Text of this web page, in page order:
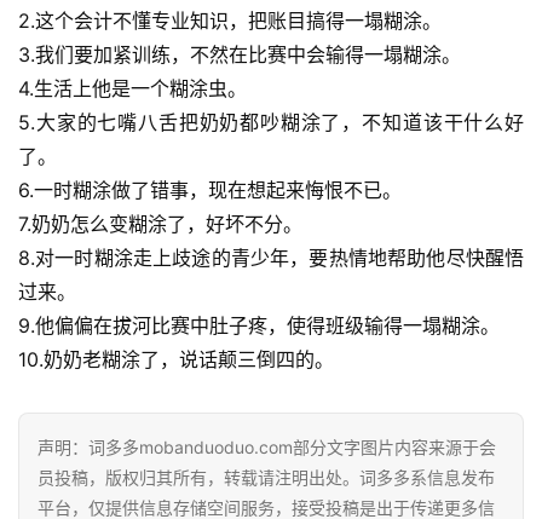
2.这个会计不懂专业知识，把账目搞得一塌糊涂。
3.我们要加紧训练，不然在比赛中会输得一塌糊涂。
4.生活上他是一个糊涂虫。
5.大家的七嘴八舌把奶奶都吵糊涂了，不知道该干什么好
了。
6.一时糊涂做了错事，现在想起来悔恨不已。
7.奶奶怎么变糊涂了，好坏不分。
8.对一时糊涂走上歧途的青少年，要热情地帮助他尽快醒悟
过来。
9.他偏偏在拔河比赛中肚子疼，使得班级输得一塌糊涂。
10.奶奶老糊涂了，说话颠三倒四的。
声明：词多多mobanduoduo.com部分文字图片内容来源于会
员投稿，版权归其所有，转载请注明出处。词多多系信息发布
平台，仅提供信息存储空间服务，接受投稿是出于传递更多信